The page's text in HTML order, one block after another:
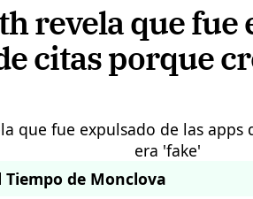
revela que fue
citas porque
Tiempo de Monclova